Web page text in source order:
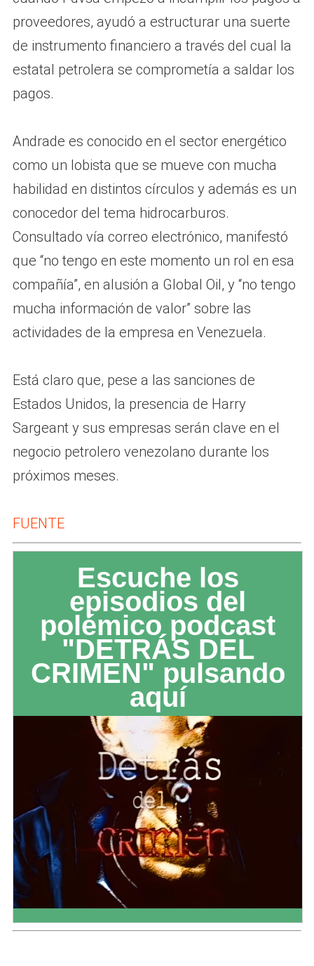
proveedores, ayudó a estructurar una suerte
de instrumento financiero a través del cual la
estatal petrolera se comprometía a saldar los
pagos.
Andrade es conocido en el sector energético
como un lobista que se mueve con mucha
habilidad en distintos círculos y además es un
conocedor del tema hidrocarburos.
Consultado vía correo electrónico, manifestó
que “no tengo en este momento un rol en esa
compañía”, en alusión a Global Oil, y “no tengo
mucha información de valor” sobre las
actividades de la empresa en Venezuela.
Está claro que, pese a las sanciones de
Estados Unidos, la presencia de Harry
Sargeant y sus empresas serán clave en el
negocio petrolero venezolano durante los
próximos meses.
FUENTE
Escuche los
episodios del
polémico podcast
"DETRÁS DEL
CRIMEN" pulsando
aquí